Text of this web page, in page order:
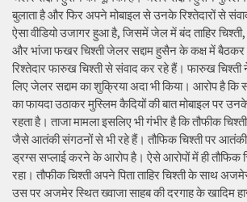
बुलाता है और फिर अपने मोबाइल से उनके रिश्तेदारों से
ऐसा वीडियो उजागर हुआ है, जिसमें जेल में बंद ताहिर
और भांजा फखर चिश्ती जेलर सद्दाम हुसैन के कक्ष में
रिश्तेदार फारुख चिश्ती से संवाद कर रहे हैं। फारुख चिश्ती
लिए जेलर सद्दाम का शुक्रिया अदा भी किया। आरोप है
का फायदा उठाकर मुस्लिम कैदियों की बात मोबाइल पर
रहता है। ताजा मामला इसलिए भी गंभीर है कि तौफीक
जैसे आतंकी संगठनों से भी रहे हैं। तौफिक चिश्ती पर
ड्रग्स सप्लाई करने के आरोप है। ऐसे आरोपों में ही तौफिक
रहा। तौफीक चिश्ती अपने पिता ताहिर चिश्ती के साथ
उस पर अजमेर स्थित ख्वाजा साहब की दरगाह के खादिम